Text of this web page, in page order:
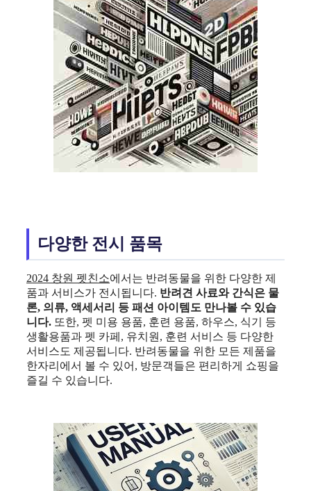
다양한 전시 품목
2024 창원 펫친소에서는 반려동물을 위한 다양한 제
품과 서비스가 전시됩니다. 반려견 사료와 간식은 물
론, 의류, 액세서리 등 패션 아이템도 만나볼 수 있습
니다. 또한, 펫 미용 용품, 훈련 용품, 하우스, 식기 등
생활용품과 펫 카페, 유치원, 훈련 서비스 등 다양한
서비스도 제공됩니다. 반려동물을 위한 모든 제품을
한자리에서 볼 수 있어, 방문객들은 편리하게 쇼핑을
즐길 수 있습니다.